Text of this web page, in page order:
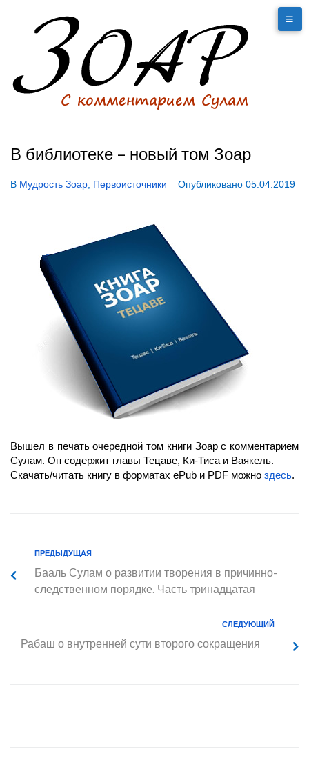
В библиотеке – новый том Зоар
В Мудрость Зоар Первоисточники Опубликовано 05.04.2019
Вышел в печать очередной том книги Зоар с комментарием
Сулам. Он содержит главы Тецаве, Ки-Тиса и Ваякель.
Скачать/читать книгу в форматах ePub и PDF можно здесь.
ПРЕДЫДУЩАЯ
Бааль Сулам о развитии творения в причинно-
следственном порядке. Часть тринадцатая
СЛЕДУЮЩИЙ
Рабаш о внутренней сути второго сокращения